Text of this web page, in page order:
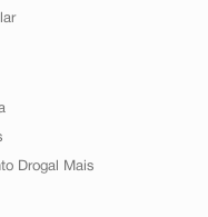
Drogal Mais